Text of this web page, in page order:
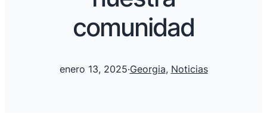
comunidad
enero 13, 2025·Georgia, Noticias